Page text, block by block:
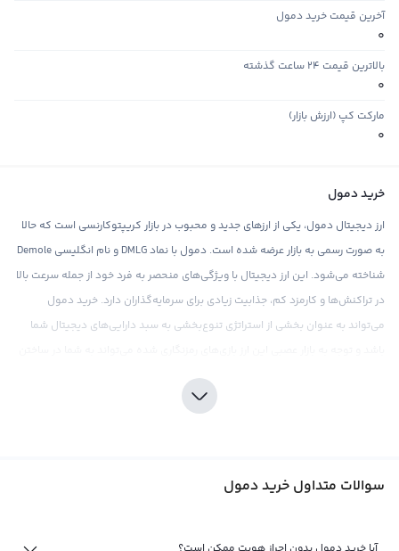
آخرین قیمت خرید دمول
0
بالاترین قیمت ۲۴ ساعت گذشته
0
مارکت کپ (ارزش بازار)
0
خرید دمول
ارز دیجیتال دمول، یکی از ارزهای جدید و محبوب در بازار کریپتوکارنسی است که حالا
به صورت رسمی به بازار عرضه شده است. دمول با نماد DMLG و نام انگلیسی Demole
شناخته می‌شود. این ارز دیجیتال با ویژگی‌های منحصر به فرد خود از جمله سرعت بالا
در تراکنش‌ها و کارمزد کم، جذابیت زیادی برای سرمایه‌گذاران دارد. خرید دمول
می‌تواند به عنوان بخشی از استراتژی تنوع‌بخشی به سبد دارایی‌های دیجیتال شما
صرافی‌هایی مانند رابکس، صرافی برتر ارزهای دیجیتال، بهترین مکان برای خرید دمول
دقت در بازار بازی‌های رمزنگاری شده هستید. با توجه به نوسانات قیمتی قوی در بازار
سوالات متداول خرید دمول